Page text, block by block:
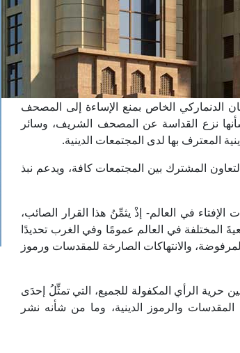
الدنماركي الخاص بمنع الإساءة إلى المصحف
نزع القداسة عن المصحف الشريف، وسائر
المعترف بها لدى المجتمعات الدينية.
المشترك بين المجتمعات كافة، ويدعم نبذ
في العالم- إذْ يثمِّنُ هذا القرار الصائب،
المختلفة في العالم عمومًا وفي الغرب تحديدًا
والانتهاكات الصارخة للمقدسات ورموز
حرية الرأي المكفولة للجميع، التي تمثِّلُ إحدَى
والرموز الدينية، وما من شأنه نشر